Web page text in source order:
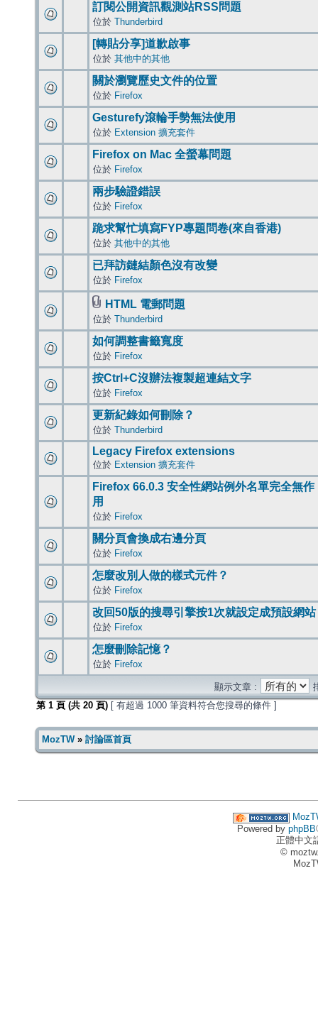
訂閱公開資訊觀測站RSS問題
位於 Thunderbird
[轉貼分享]道歉啟事
位於 其他中的其他
關於瀏覽歷史文件的位置
位於 Firefox
Gesturefy滾輪手勢無法使用
位於 Extension 擴充套件
Firefox on Mac 全螢幕問題
位於 Firefox
兩步驗證錯誤
位於 Firefox
跪求幫忙填寫FYP專題問卷(來自香港)
位於 其他中的其他
已拜訪鏈結顏色沒有改變
位於 Firefox
HTML 電郵問題
位於 Thunderbird
如何調整書籤寬度
位於 Firefox
按Ctrl+C沒辦法複製超連結文字
位於 Firefox
更新紀錄如何刪除？
位於 Thunderbird
Legacy Firefox extensions
位於 Extension 擴充套件
Firefox 66.0.3 安全性網站例外名單完全無作
用
位於 Firefox
關分頁會換成右邊分頁
位於 Firefox
怎麼改別人做的樣式元件？
位於 Firefox
改回50版的搜尋引擎按1次就設定成預設網站
位於 Firefox
怎麼刪除記憶？
位於 Firefox
顯示文章 :
第 1 頁 (共 20 頁) [ 有超過 1000 筆資料符合您搜尋的條件 ]
MozTW» 討論區首頁
Powered by phpBB
正體中文
©